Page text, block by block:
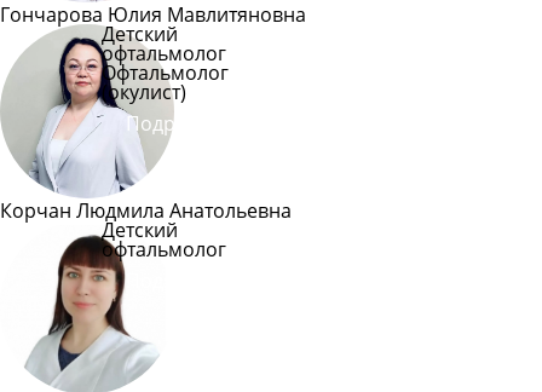
Гончарова Юлия Мавлитяновна
Детский
офтальмолог
Офтальмолог
(окулист)
Подробнее
Корчан Людмила Анатольевна
Детский
офтальмолог